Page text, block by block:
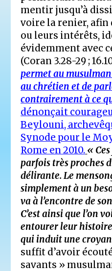
mentir jusqu’à
voire la renier, afin
ou leurs intérêts,
évidemment avec
(Coran 3.28-29 ;
permet au
au chrétien et de
contrairement à ce
dénonçait
Beylouni,
Synode pour le
Rome en 2010. «
parfois très proches
délirante. Le
simplement à un
va à l’encontre de
C’est ainsi que l’on
entourer leur
qui induit une
suffit d’avoir
savants »